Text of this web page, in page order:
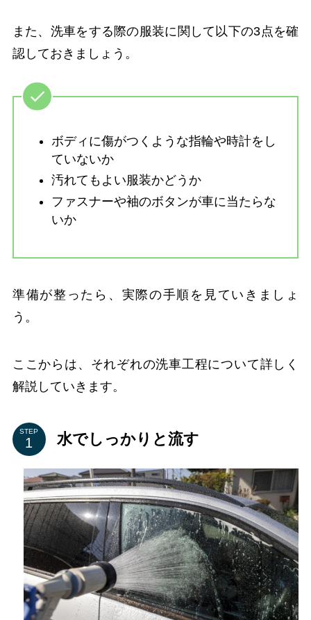
また、洗車をする際の服装に関して以下の3点を確
認しておきましょう。
ボディに傷がつくような指輪や時計をし
ていないか
汚れてもよい服装かどうか
ファスナーや袖のボタンが車に当たらな
いか
準備が整ったら、実際の手順を見ていきましょ
う。
ここからは、それぞれの洗車工程について詳しく
解説していきます。
STEP 水でしっかりと流す